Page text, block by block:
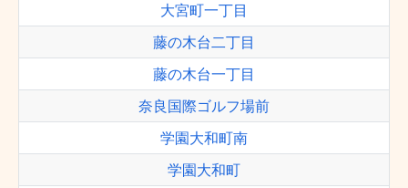
大宮町一丁目
藤の木台二丁目
藤の木台一丁目
奈良国際ゴルフ場前
学園大和町南
学園大和町